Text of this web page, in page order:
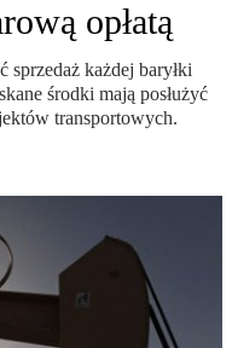
opłatą
sprzedaż każdej baryłki
środki mają posłużyć
transportowych.